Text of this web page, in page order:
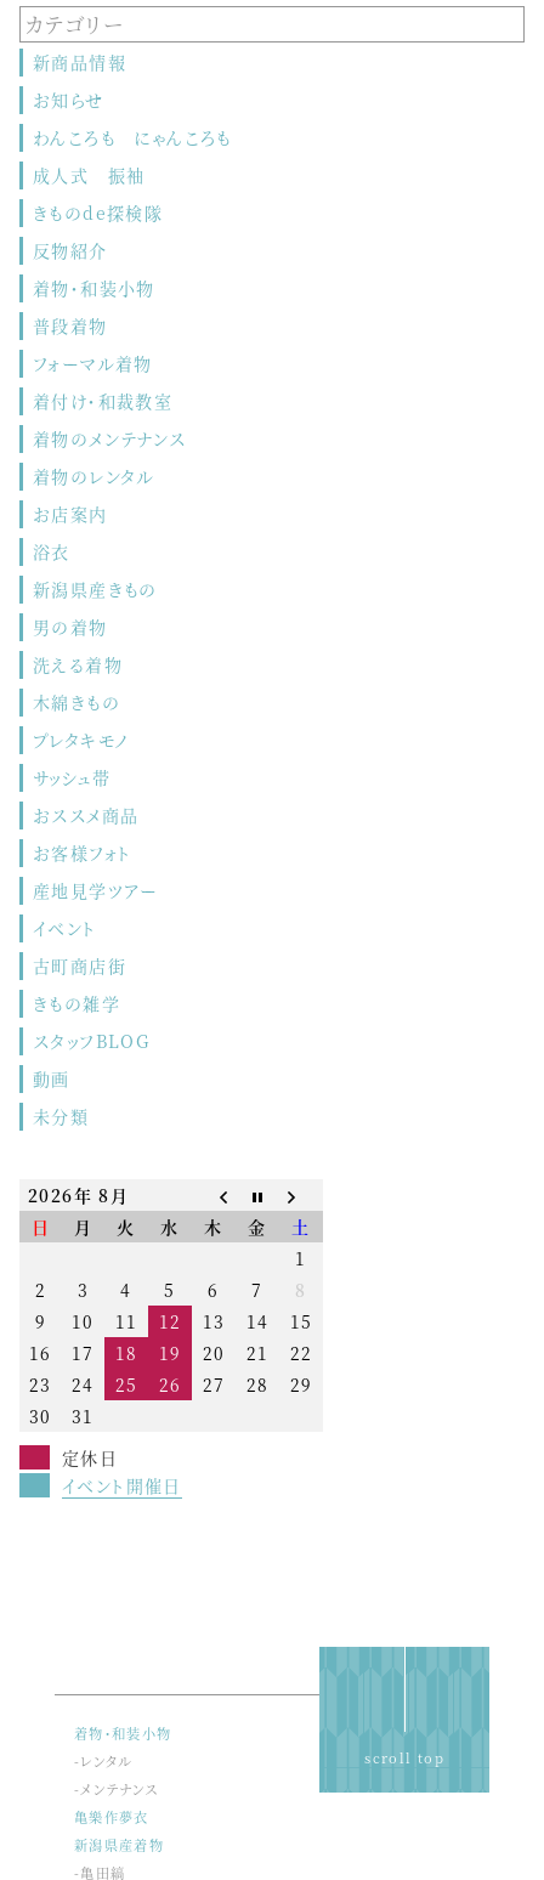
カテゴリー
新商品情報
お知らせ
わんころも にゃんころも
成人式 振袖
きものde探検隊
反物紹介
着物・和装小物
普段着物
フォーマル着物
着付け・和裁教室
着物のメンテナンス
着物のレンタル
お店案内
浴衣
新潟県産きもの
男の着物
洗える着物
木綿きもの
プレタキモノ
サッシュ帯
おススメ商品
お客様フォト
産地見学ツアー
イベント
古町商店街
きもの雑学
スタッフBLOG
動画
未分類
2026年 8月
日
月 火 水 木 金
土
1
2
3 4 5 6 7
8
9
10 11 12 13 14
15
16
17 18 19 20 21
22
23
24 25 26 27 28
29
30
31
定休日
イベント開催日
scroll top
着物・和装小物
-レンタル
-メンテナンス
亀樂作夢衣
新潟県産着物
-亀田縞